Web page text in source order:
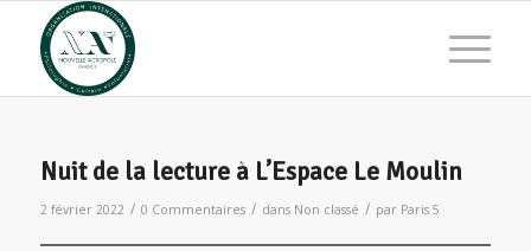
Nuit de la lecture à L’Espace Le Moulin
2 février 2022 / 0 Commentaires / dans Non classé / par Paris 5